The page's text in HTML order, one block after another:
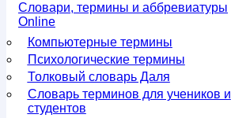
Словари, термины и аббревиатуры
Online
Компьютерные термины
Психологические термины
Толковый словарь Даля
Словарь терминов для учеников и
студентов